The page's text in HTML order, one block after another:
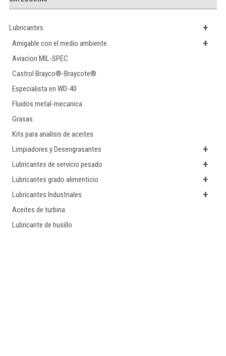
+
Lubricantes
+
Amigable con el medio ambiente
Aviacion MIL-SPEC
Castrol Brayco®-Braycote®
Especialista en WD-40
Fluidos metal-mecanica
Grasas
Kits para analisis de aceites
+
Limpiadores y Desengrasantes
+
Lubricantes de servicio pesado
+
Lubricantes grado alimenticio
+
Lubricantes Industriales
Aceites de turbina
Lubricante de husillo